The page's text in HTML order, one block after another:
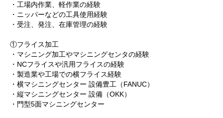
・工場内作業、軽作業の経験
・ニッパーなどの工具使用経験
・受注、発注、在庫管理の経験
①フライス加工
・マシニング加工やマシニングセンタの経験
・NCフライスや汎用フライスの経験
・製造業や工場での横フライス経験
・横マシニングセンター 設備豊工（FANUC）
・縦マシニングセンター 設備（OKK）
・門型5面マシニングセンター